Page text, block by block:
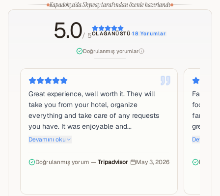
Kapadokya'da Skyway tarafından özenle hazırlandı
5.0/ 5OLAĞANÜSTÜ·18 Yorumlar
Doğrulanmış yorumlar
Great experience, well worth it. They will
take you from your hotel, organize
everything and take care of any requests
you have. It was enjoyable and...
Devamını oku
Doğrulanmış yorum —Tripadvisor May 3, 2026
food, off
family
great